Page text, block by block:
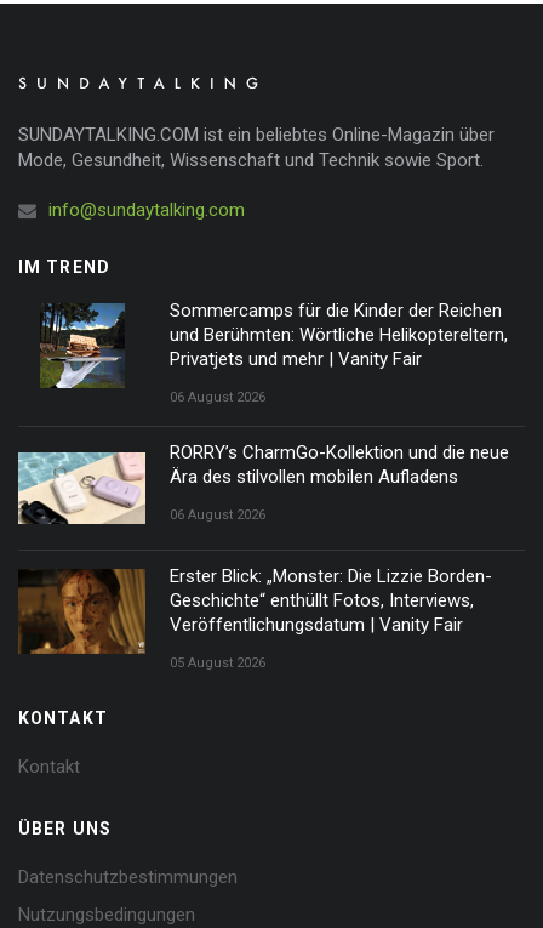
SUNDAYTALKING.COM ist ein beliebtes Online-Magazin über
Mode, Gesundheit, Wissenschaft und Technik sowie Sport.
info@sundaytalking.com
IM TREND
Sommercamps für die Kinder der Reichen
und Berühmten: Wörtliche Helikoptereltern,
Privatjets und mehr | Vanity Fair
06 August 2026
RORRY’s CharmGo-Kollektion und die neue
Ära des stilvollen mobilen Aufladens
06 August 2026
Erster Blick: „Monster: Die Lizzie Borden-
Geschichte“ enthüllt Fotos, Interviews,
Veröffentlichungsdatum | Vanity Fair
05 August 2026
KONTAKT
Kontakt
ÜBER UNS
Datenschutzbestimmungen
Nutzungsbedingungen